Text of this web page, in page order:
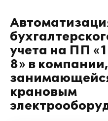
учета на ПП
8» в компании,
крановым